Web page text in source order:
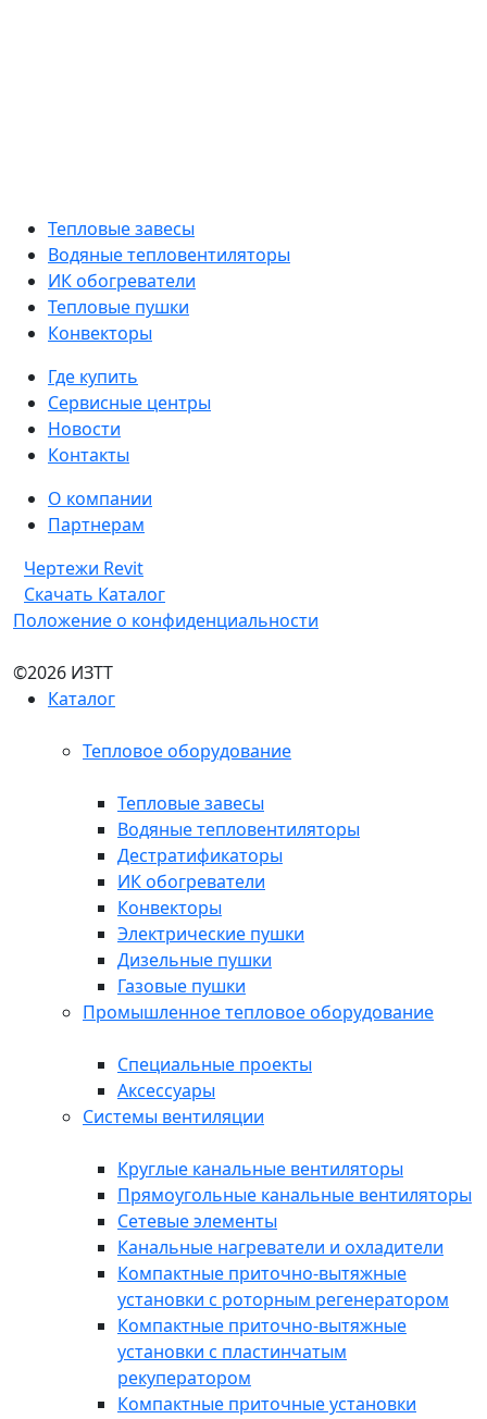
Тепловые завесы
Водяные тепловентиляторы
ИК обогреватели
Тепловые пушки
Конвекторы
Где купить
Сервисные центры
Новости
Контакты
О компании
Партнерам
Чертежи Revit
Скачать Каталог
Положение о конфиденциальности
©2026 ИЗТТ
Каталог
Тепловое оборудование
Тепловые завесы
Водяные тепловентиляторы
Дестратификаторы
ИК обогреватели
Конвекторы
Электрические пушки
Дизельные пушки
Газовые пушки
Промышленное тепловое оборудование
Специальные проекты
Аксессуары
Системы вентиляции
Круглые канальные вентиляторы
Прямоугольные канальные вентиляторы
Сетевые элементы
Канальные нагреватели и охладители
Компактные приточно-вытяжные
установки с роторным регенератором
Компактные приточно-вытяжные
установки с пластинчатым
рекуператором
Компактные приточные установки